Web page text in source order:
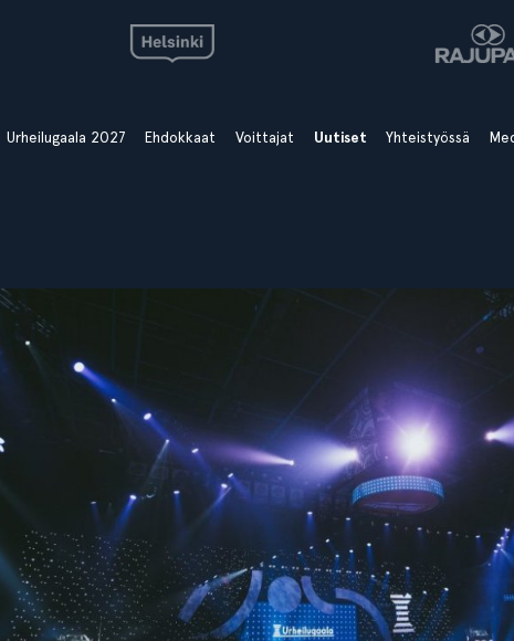
Urheilugaala 2027 Ehdokkaat Voittajat Uutiset Yhteistyössä